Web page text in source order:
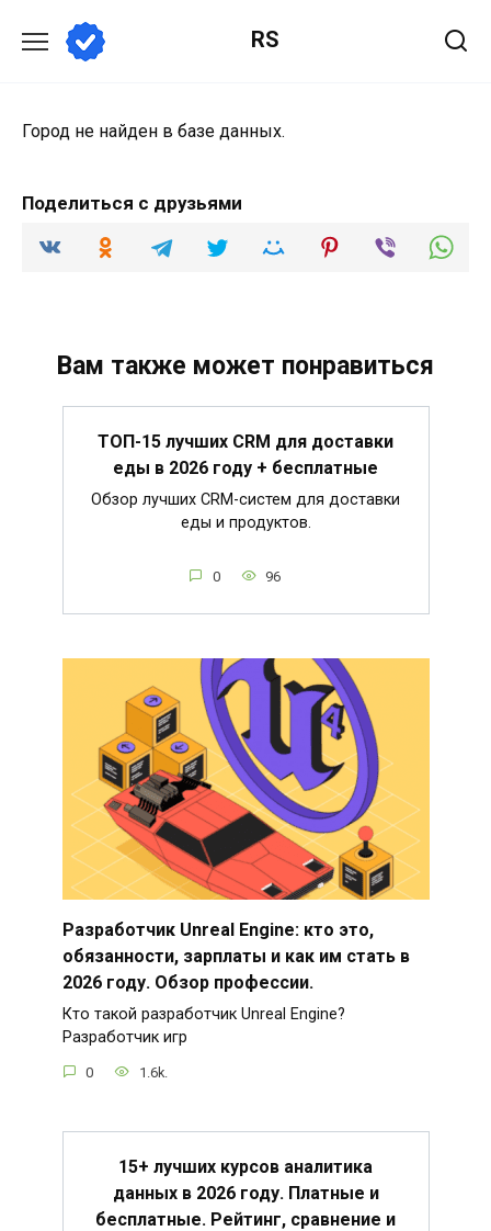
содержанию
RS
Город не найден в базе данных.
Поделиться с друзьями
Вам также может понравиться
ТОП-15 лучших CRM для доставки
еды в 2026 году + бесплатные
Обзор лучших CRM-систем для доставки
еды и продуктов.
0 96
Разработчик Unreal Engine: кто это,
обязанности, зарплаты и как им стать в
2026 году. Обзор профессии.
Кто такой разработчик Unreal Engine?
Разработчик игр
0 1.6k.
15+ лучших курсов аналитика
данных в 2026 году. Платные и
бесплатные. Рейтинг, сравнение и